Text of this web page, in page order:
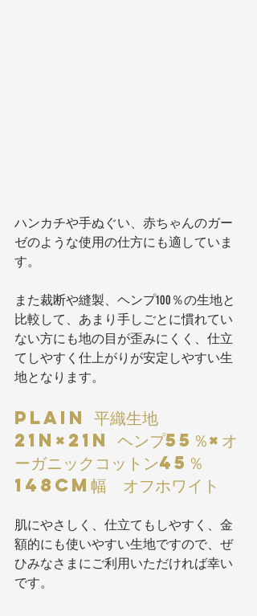
ハンカチや手ぬぐい、赤ちゃんのガー
ゼのような使用の仕方にも適していま
す。
また裁断や縫製、ヘンプ100％の生地と
比較して、あまり手しごとに慣れてい
ない方にも地の目が歪みにくく、仕立
てしやすく仕上がりが安定しやすい生
地となります。
PLAIN 平織生地
21N×21N ヘンプ55％×オ
ーガニックコットン45％
148cm幅  オフホワイト
肌にやさしく、仕立てもしやすく、金
額的にも使いやすい生地ですので、ぜ
ひみなさまにご利用いただければ幸い
です。